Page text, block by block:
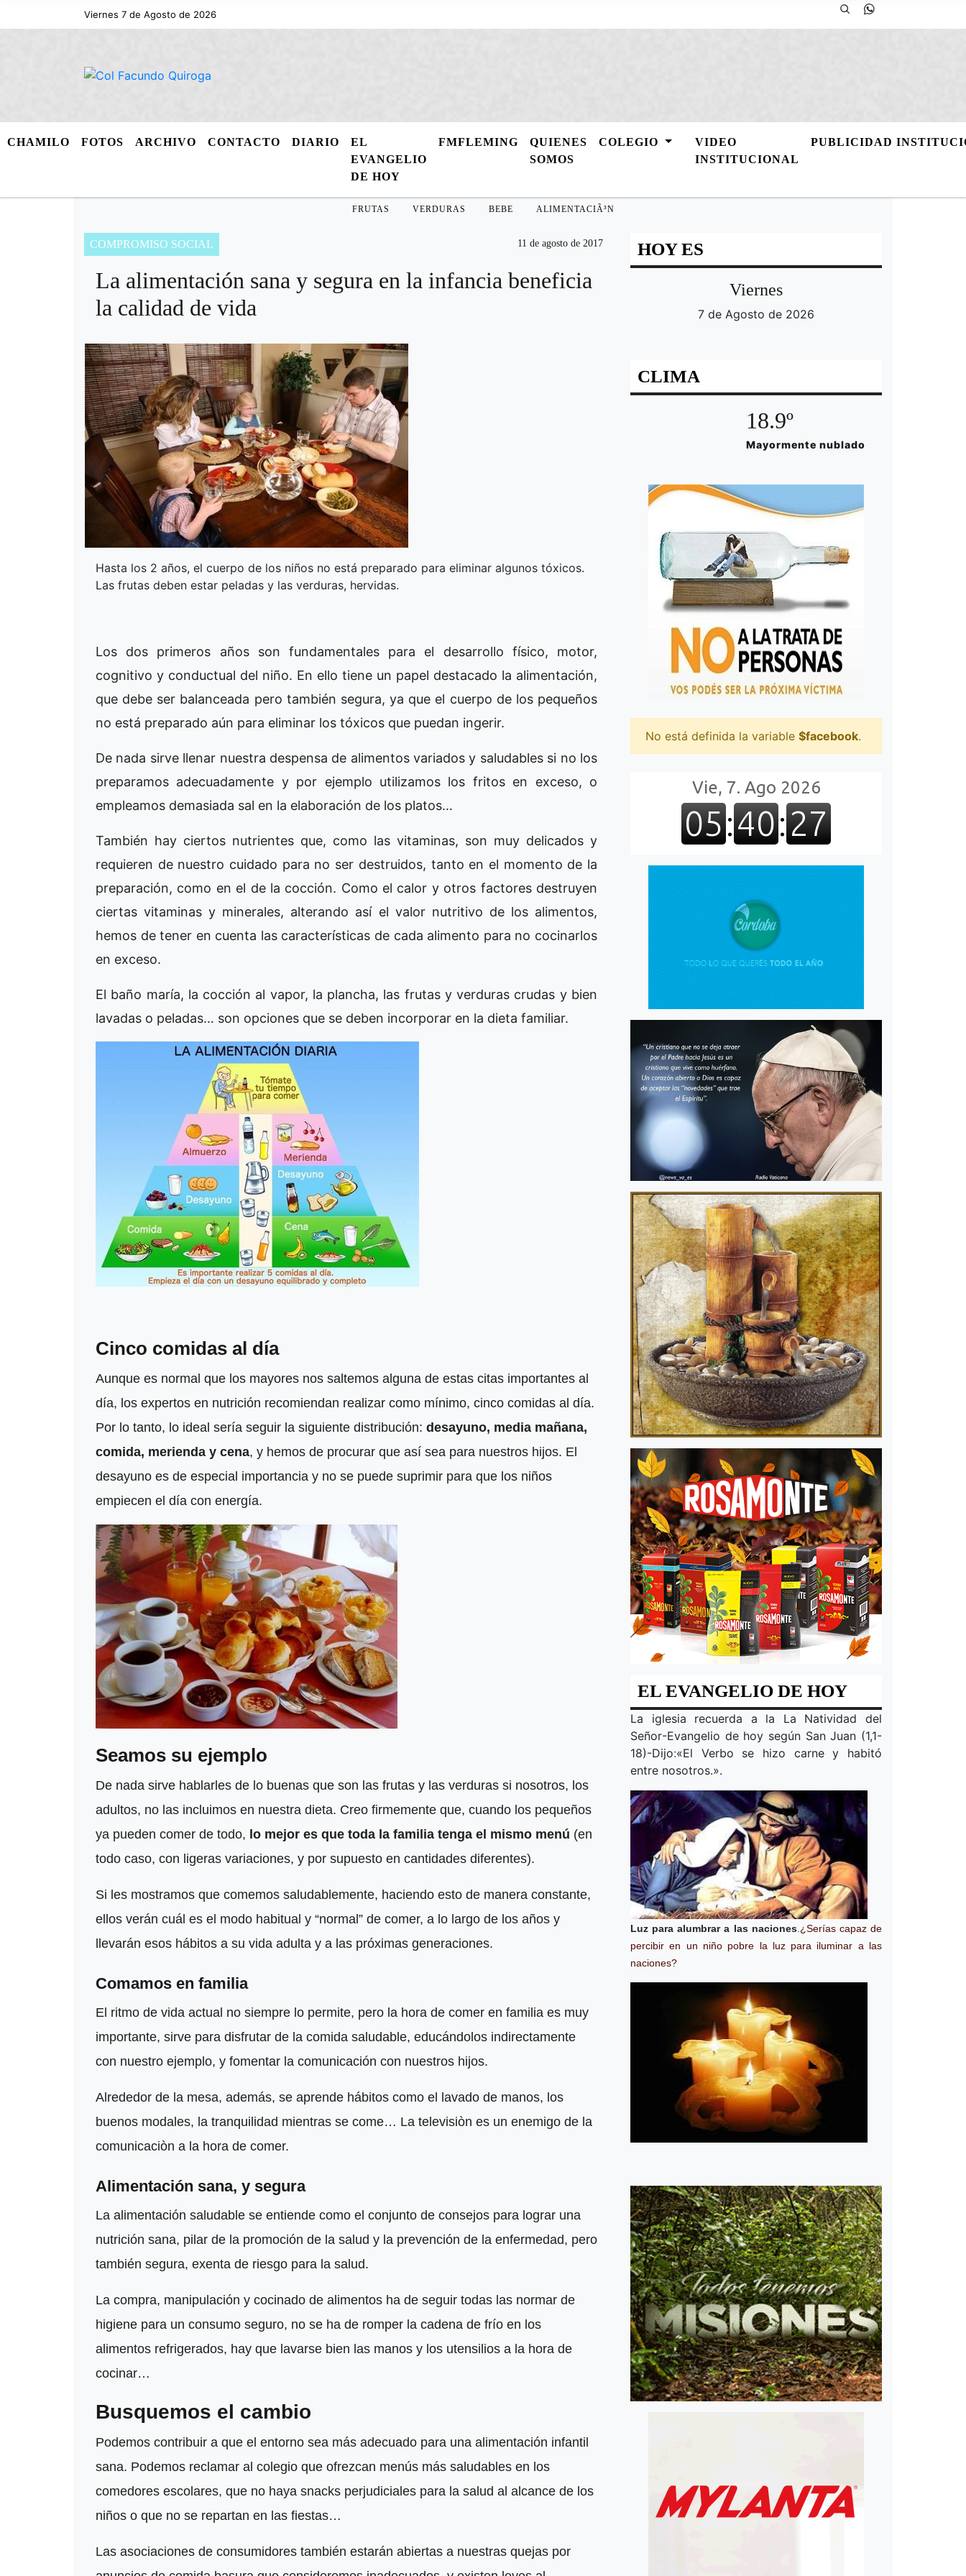
Viernes 7 de Agosto de 2026
CHAMILO FOTOS ARCHIVO CONTACTO DIARIO
EL
EVANGELIO
DE HOY
FMFLEMING
QUIENES
SOMOS
COLEGIO
VIDEO
INSTITUCIONAL
PUBLICIDAD
FRUTAS VERDURAS BEBE ALIMENTACIÃ³N
COMPROMISO SOCIAL 11 de agosto de 2017
La alimentación sana y segura en la infancia beneficia
la calidad de vida
Hasta los 2 años, el cuerpo de los niños no está preparado para eliminar algunos tóxicos.
Las frutas deben estar peladas y las verduras, hervidas.
Los dos primeros años son fundamentales para el desarrollo físico, motor,
cognitivo y conductual del niño. En ello tiene un papel destacado la alimentación,
que debe ser balanceada pero también segura, ya que el cuerpo de los pequeños
no está preparado aún para eliminar los tóxicos que puedan ingerir.
De nada sirve llenar nuestra despensa de alimentos variados y saludables si no los
preparamos adecuadamente y por ejemplo utilizamos los fritos en exceso, o
empleamos demasiada sal en la elaboración de los platos…
También hay ciertos nutrientes que, como las vitaminas, son muy delicados y
requieren de nuestro cuidado para no ser destruidos, tanto en el momento de la
preparación, como en el de la cocción. Como el calor y otros factores destruyen
ciertas vitaminas y minerales, alterando así el valor nutritivo de los alimentos,
hemos de tener en cuenta las características de cada alimento para no cocinarlos
en exceso.
El baño maría, la cocción al vapor, la plancha, las frutas y verduras crudas y bien
lavadas o peladas… son opciones que se deben incorporar en la dieta familiar.
Cinco comidas al día
Aunque es normal que los mayores nos saltemos alguna de estas citas importantes al
día, los expertos en nutrición recomiendan realizar como mínimo, cinco comidas al día.
Por lo tanto, lo ideal sería seguir la siguiente distribución: desayuno, media mañana,
comida, merienda y cena, y hemos de procurar que así sea para nuestros hijos. El
desayuno es de especial importancia y no se puede suprimir para que los niños
empiecen el día con energía.
Seamos su ejemplo
De nada sirve hablarles de lo buenas que son las frutas y las verduras si nosotros, los
adultos, no las incluimos en nuestra dieta. Creo firmemente que, cuando los pequeños
ya pueden comer de todo, lo mejor es que toda la familia tenga el mismo menú (en
todo caso, con ligeras variaciones, y por supuesto en cantidades diferentes).
Si les mostramos que comemos saludablemente, haciendo esto de manera constante,
ellos verán cuál es el modo habitual y “normal” de comer, a lo largo de los años y
llevarán esos hábitos a su vida adulta y a las próximas generaciones.
Comamos en familia
El ritmo de vida actual no siempre lo permite, pero la hora de comer en familia es muy
importante, sirve para disfrutar de la comida saludable, educándolos indirectamente
con nuestro ejemplo, y fomentar la comunicación con nuestros hijos.
Alrededor de la mesa, además, se aprende hábitos como el lavado de manos, los
buenos modales, la tranquilidad mientras se come… La televisiòn es un enemigo de la
comunicaciòn a la hora de comer.
Alimentación sana, y segura
La alimentación saludable se entiende como el conjunto de consejos para lograr una
nutrición sana, pilar de la promoción de la salud y la prevención de la enfermedad, pero
también segura, exenta de riesgo para la salud.
La compra, manipulación y cocinado de alimentos ha de seguir todas las normar de
higiene para un consumo seguro, no se ha de romper la cadena de frío en los
alimentos refrigerados, hay que lavarse bien las manos y los utensilios a la hora de
cocinar…
Busquemos el cambio
Podemos contribuir a que el entorno sea más adecuado para una alimentación infantil
sana. Podemos reclamar al colegio que ofrezcan menús más saludables en los
comedores escolares, que no haya snacks perjudiciales para la salud al alcance de los
niños o que no se repartan en las fiestas…
Las asociaciones de consumidores también estarán abiertas a nuestras quejas por
HOY ES
Viernes
7 de Agosto de 2026
CLIMA
18.9º
Mayormente nublado
No está definida la variable $facebook.
EL EVANGELIO DE HOY
La iglesia recuerda a la La Natividad del
Señor-Evangelio de hoy según San Juan (1,1-
18)-Dijo:«El Verbo se hizo carne y habitó
entre nosotros.».
Luz para alumbrar a las naciones. ¿Serías capaz de
percibir en un niño pobre la luz para iluminar a las
naciones?